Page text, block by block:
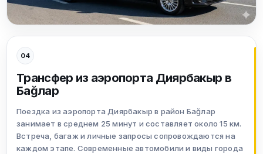
04
Трансфер из аэропорта Диярбакыр в
Баğлар
Поездка из аэропорта Диярбакыр в район Баğлар
занимает в среднем 25 минут и составляет около 15 км.
Встреча, багаж и личные запросы сопровождаются на
каждом этапе. Современные автомобили и виды города